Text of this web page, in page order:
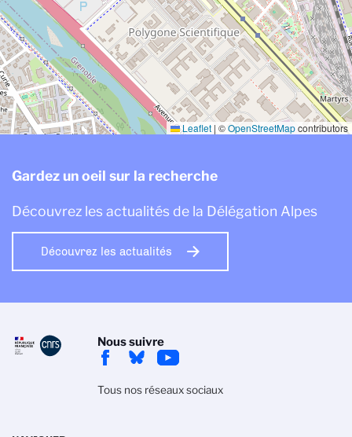
Leaflet | ©OpenStreetMapcontributors
Gardez un oeil sur la recherche
Découvrez les actualités de la Délégation Alpes
Découvrez les actualités
Nous suivre
Tous nos réseaux sociaux